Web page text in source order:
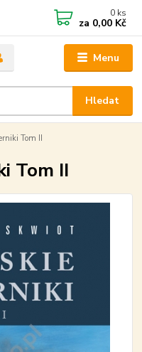
Menu
Hledat
0 ks
za 0,00 Kč
Tom II
Tom II